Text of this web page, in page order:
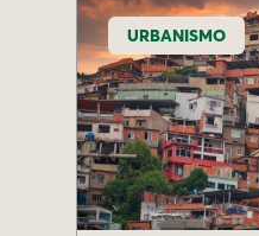
URBANISMO